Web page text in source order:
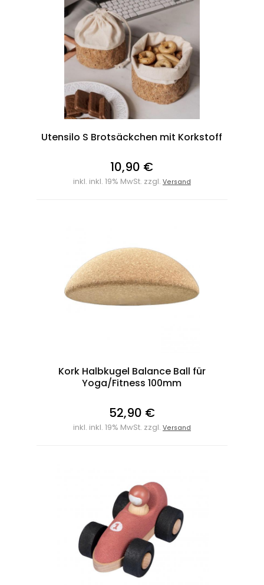
Utensilo S Brotsäckchen mit Korkstoff
10,90 €
inkl. inkl. 19% MwSt. zzgl. Versand
Kork Halbkugel Balance Ball für
Yoga/Fitness 100mm
52,90 €
inkl. inkl. 19% MwSt. zzgl. Versand